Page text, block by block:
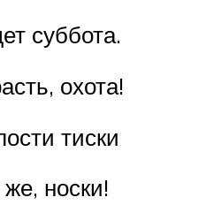
суббота.
охота!
тиски
носки!